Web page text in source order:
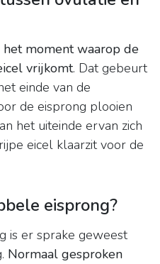
moment waarop de
vrijkomt. Dat gebeurt
einde van de
de eisprong plooien
het uiteinde ervan zich
eicel klaarzit voor de
eisprong?
is er sprake geweest
Normaal gesproken